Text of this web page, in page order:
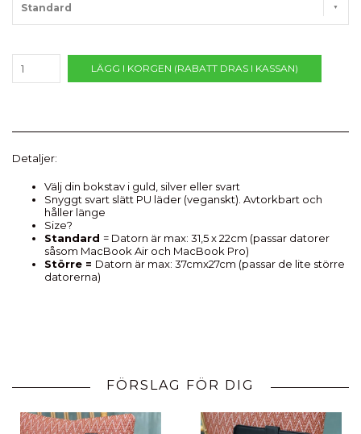
Standard
LÄGG I KORGEN (RABATT DRAS I KASSAN)
Detaljer:
Välj din bokstav i guld, silver eller svart
Snyggt svart slätt PU läder (veganskt). Avtorkbart och
håller länge
Size?
Standard = Datorn är max: 31,5 x 22cm (passar datorer
såsom MacBook Air och MacBook Pro)
Större = Datorn är max: 37cmx27cm (passar de lite större
datorerna)
FÖRSLAG FÖR DIG